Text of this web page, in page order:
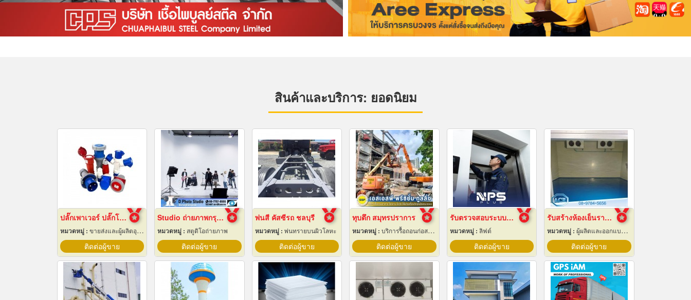
สินค้าและบริการ: ยอดนิยม
ปลั๊กเพาเวอร์ ปลั๊กโรงงาน ปลั๊กอุตสาหกรรม พัทยา ชลบุรี
หมวดหมู่ : ขายส่งและผู้ผลิตอุปกรณ์เครื่องใช้ไฟฟ้า
ติดต่อผู้ขาย
Studio ถ่ายภาพกรุงเทพ
หมวดหมู่ : สตูดิโอถ่ายภาพ
ติดต่อผู้ขาย
พ่นสี คัสซีรถ ชลบุรี
หมวดหมู่ : พ่นทรายบนผิวโลหะ
ติดต่อผู้ขาย
ทุบตึก สมุทรปราการ
หมวดหมู่ : บริการรื้อถอนก่อสร้าง
ติดต่อผู้ขาย
รับตรวจสอบระบบลิฟต์ ซ่อมบำรุงรักษา Maintenance
หมวดหมู่ : ลิฟต์
ติดต่อผู้ขาย
รับสร้างห้องเย็นราคาถูก
หมวดหมู่ : ผู้ผลิตและออกแบบติดตั้งห้องเย็น
ติดต่อผู้ขาย